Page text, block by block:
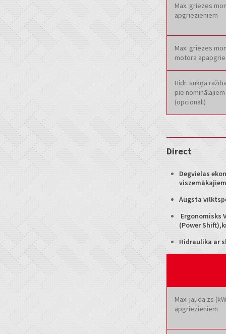
Max. griezes
apgriezieniem
Max. griezes
motora
Hidr. sūkņa
pie
(opcionāli)
Direct
Degvielas
Augsta
Ergonomisks
(Power
Hidraulika ar
Max. jauda zs
apgriezieniem